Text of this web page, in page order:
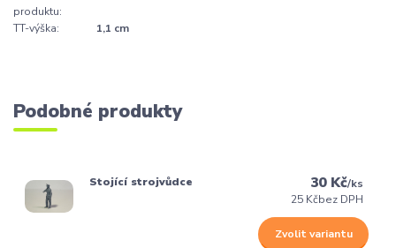
produktu:
TT-výška: 1,1 cm
Podobné produkty
Stojící strojvůdce 30 Kč/ks
25 Kčbez DPH
Zvolit variantu